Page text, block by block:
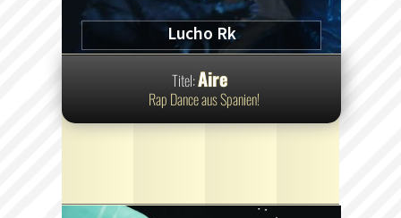
Lucho Rk
Titel:Aire
Rap Dance aus Spanien!